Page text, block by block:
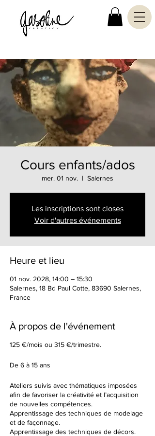
Cours enfants/ados
mer. 01 nov.
  |
Salernes
Les inscriptions sont closes
Voir d'autres événements
Heure et lieu
01 nov. 2028, 14:00 – 15:30
Salernes, 18 Bd Paul Cotte, 83690 Salernes,
France
À propos de l'événement
125 €/mois ou 315 €/trimestre.
De 6 à 15 ans
Ateliers suivis avec thématiques imposées
afin de favoriser la créativité et l’acquisition
de nouvelles compétences.
Apprentissage des techniques de modelage
et de façonnage.
Apprentissage des techniques de décors.